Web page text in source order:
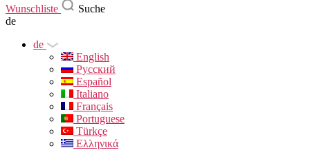
Wunschliste
Suche
de
de
English
Русский
Español
Italiano
Français
Portuguese
Türkçe
Ελληνικά